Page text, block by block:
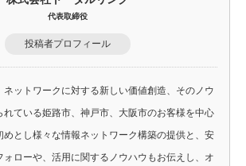
代表取締役
投稿者プロフィール
ネットワークに対する新しい価値創造、そのノウ
れている姫路市、神戸市、大阪市のお客様を中心
めとし様々な情報ネットワーク構築の提供と、安
ォローや、活用に関するノウハウもお伝えし、オ